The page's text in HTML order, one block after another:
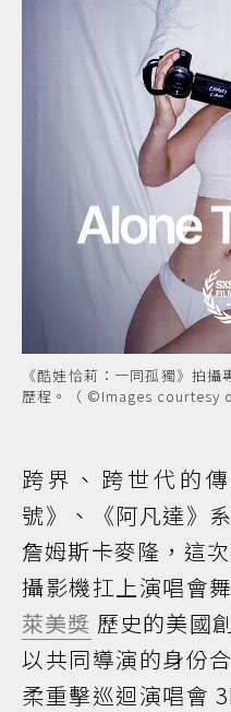
《酷娃恰莉：一同孤獨》拍
歷程。（ ©Images courtesy
跨界、跨世代的
號》、《阿凡達》
詹姆斯卡麥隆，這
攝影機扛上演唱會
萊美獎 歷史的美國
以共同導演的身份
柔重擊巡迴演唱會